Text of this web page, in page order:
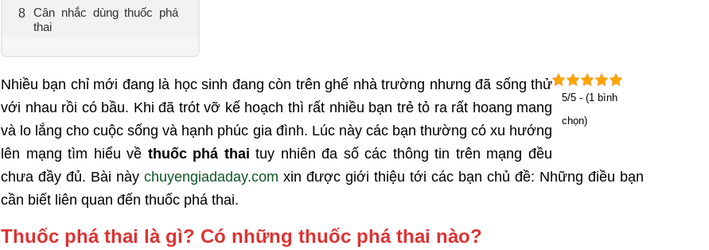
Cân nhắc dùng thuốc phá
thai
5/5 - (1 bình
chọn)
Nhiều bạn chỉ mới đang là học sinh đang còn trên ghế nhà trường nhưng đã sống thử
với nhau rồi có bầu. Khi đã trót vỡ kế hoạch thì rất nhiều bạn trẻ tỏ ra rất hoang mang
và lo lắng cho cuộc sống và hạnh phúc gia đình. Lúc này các bạn thường có xu hướng
lên mạng tìm hiểu về thuốc phá thai tuy nhiên đa số các thông tin trên mạng đều
chưa đầy đủ. Bài này chuyengiadaday.com xin được giới thiệu tới các bạn chủ đề: Những điều bạn
cần biết liên quan đến thuốc phá thai.
Thuốc phá thai là gì? Có những thuốc phá thai nào?